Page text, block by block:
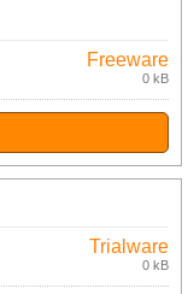
Freeware
0 kB
Trialware
0 kB